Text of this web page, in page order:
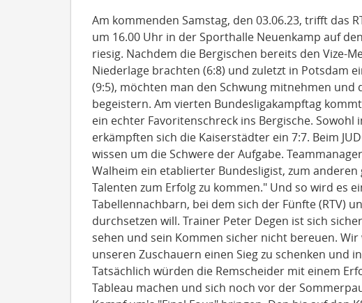
Am kommenden Samstag, den 03.06.23, trifft das
um 16.00 Uhr in der Sporthalle Neuenkamp auf
riesig. Nachdem die Bergischen bereits den Vize-
Niederlage brachten (6:8) und zuletzt in Potsdam
(9:5), möchten man den Schwung mitnehmen und
begeistern. Am vierten Bundesligakampftag
ein echter Favoritenschreck ins Bergische. Sowohl
erkämpften sich die Kaiserstädter ein 7:7. Beim
wissen um die Schwere der Aufgabe.
Walheim ein etablierter Bundesligist, zum
Talenten zum Erfolg zu kommen." Und so wird es
Tabellennachbarn, bei dem sich der Fünfte (RTV)
durchsetzen will. Trainer Peter Degen ist sich
sehen und sein Kommen sicher nicht bereuen.
unseren Zuschauern einen Sieg zu schenken und
Tatsächlich würden die Remscheider mit einem
Tableau machen und sich noch vor der